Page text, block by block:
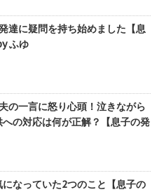
達に疑問を持ち始めました【息
ふゆ
の一言に怒り心頭！泣きながら
の対応は何が正解？【息子の発
なっていた2つのこと【息子の